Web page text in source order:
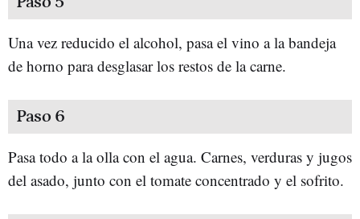
Una vez reducido el alcohol, pasa el vino a la bandeja
de horno para desglasar los restos de la carne.
Paso 6
Pasa todo a la olla con el agua. Carnes, verduras y jugos
del asado, junto con el tomate concentrado y el sofrito.